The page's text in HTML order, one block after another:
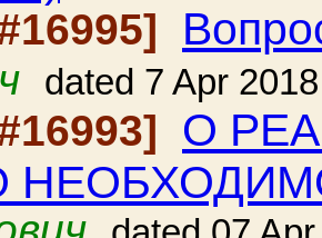
dated 7 Apr 2018
О